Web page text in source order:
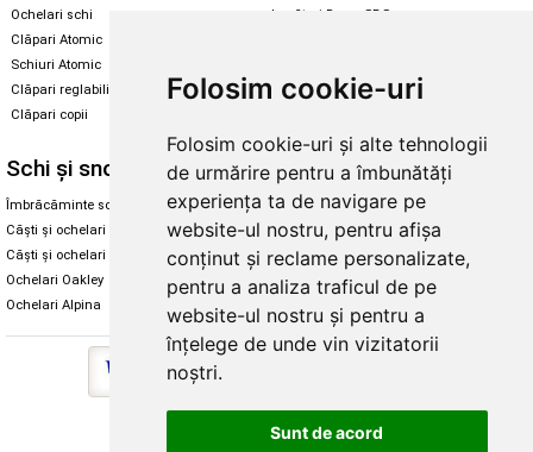
Folosim cookie-uri
Folosim cookie-uri și alte tehnologii
de urmărire pentru a îmbunătăți
experiența ta de navigare pe
website-ul nostru, pentru afișa
conținut și reclame personalizate,
pentru a analiza traficul de pe
website-ul nostru și pentru a
înțelege de unde vin vizitatorii
noștri.
Sunt de acord
Ochelari schi
Clăpari Atomic
Schiuri Atomic
Clăpari reglabili
Clăpari copii
Legături Rome SDS
Santa Cruz
Schi și snowboard
Îmbrăcăminte schi și snowboard
Căști și ochelari de iarnă
Căști și ochelari Alpina
Ochelari Oakley
Ochelari Alpina
Diverse
Cum aleg rolele
Cum aleg ochelarii
Ochelari de soare Oakley
Ochelari de soare Alpina
Intretinere manusi
Copyright © 2026 Skates.ro | SC Zmart Skating SRL